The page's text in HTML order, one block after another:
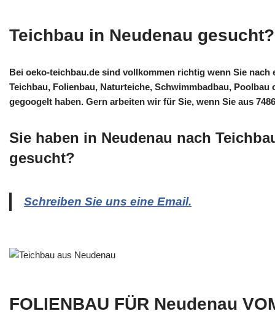
Teichbau in Neudenau gesucht?
Bei oeko-teichbau.de sind vollkommen richtig wenn Sie nach
Teichbau, Folienbau, Naturteiche, Schwimmbadbau,
gegoogelt haben. Gern arbeiten wir für Sie, wenn Sie aus
Sie haben in Neudenau nach
gesucht?
Schreiben Sie uns eine Email.
FOLIENBAU FÜR Neudenau